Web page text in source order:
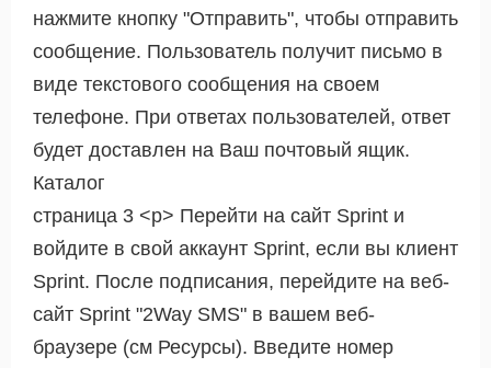
нажмите кнопку "Отправить", чтобы отправить
сообщение. Пользователь получит письмо в
виде текстового сообщения на своем
телефоне. При ответах пользователей, ответ
будет доставлен на Ваш почтовый ящик.
Каталог
страница 3 <р> Перейти на сайт Sprint и
войдите в свой аккаунт Sprint, если вы клиент
Sprint. После подписания, перейдите на веб-
сайт Sprint "2Way SMS" в вашем веб-
браузере (см Ресурсы). Введите номер